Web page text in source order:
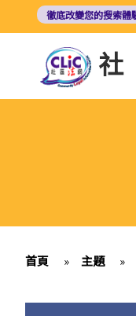
徹底改變您的搜索體
首頁 » 主題 »